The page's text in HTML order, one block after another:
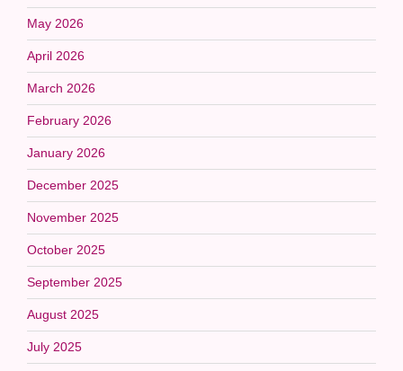
May 2026
April 2026
March 2026
February 2026
January 2026
December 2025
November 2025
October 2025
September 2025
August 2025
July 2025